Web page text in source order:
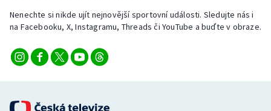
Nenechte si nikde ujít nejnovější sportovní události. Sledujte nás i
na Facebooku, X, Instagramu, Threads či YouTube a buďte v obraze.